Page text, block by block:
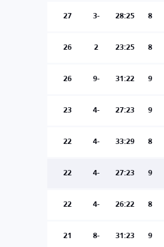
8
28:25
-3
27
8
23:25
2
26
9
31:22
-9
26
9
27:23
-4
23
8
33:29
-4
22
9
27:23
-4
22
8
26:22
-4
22
9
31:23
-8
21